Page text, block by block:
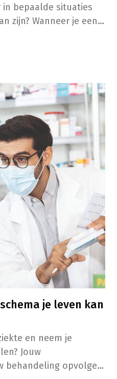
bepaalde situaties
zijn? Wanneer je een
kan een
je leven kan
en neem je
Jouw
behandeling opvolgen